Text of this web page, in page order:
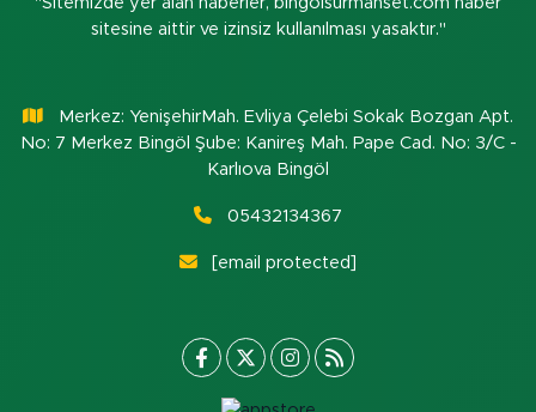
sitesine aittir ve izinsiz kullanılması yasaktır."
Merkez: YenişehirMah. Evliya Çelebi Sokak Bozgan Apt.
No: 7 Merkez Bingöl Şube: Kanireş Mah. Pape Cad. No: 3/C -
Karlıova Bingöl
05432134367
[email protected]